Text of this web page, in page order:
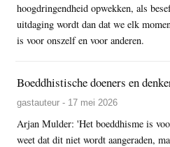
hoogdringendheid opwekken, als
uitdaging wordt dan dat we elk
is voor onszelf en voor anderen.
Boeddhistische doeners en
gastauteur - 17 mei 2026
Arjan Mulder: 'Het boeddhisme is
weet dat dit niet wordt aangeraden,